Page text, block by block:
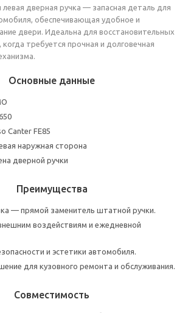
дверная ручка — запасная деталь для
обеспечивающая удобное и
двери. Идеальна для восстановительных
требуется прочная и долговечная
Основные данные
Canter FE85
наружная сторона
дверной ручки
Преимущества
— прямой заменитель штатной ручки.
воздействиям и ежедневной
и эстетики автомобиля.
для кузовного ремонта и обслуживания.
Совместимость